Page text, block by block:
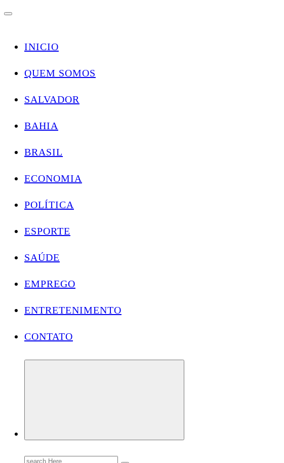
INICIO
QUEM SOMOS
SALVADOR
BAHIA
BRASIL
ECONOMIA
POLÍTICA
ESPORTE
SAÚDE
EMPREGO
ENTRETENIMENTO
CONTATO
Search